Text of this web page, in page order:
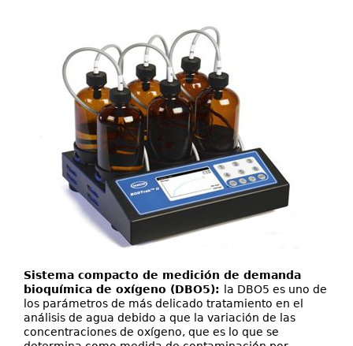
Sistema compacto de medición de demanda
bioquímica de oxígeno (DBO5):
la DBO5 es uno de
los parámetros de más delicado tratamiento en el
análisis de agua debido a que la variación de las
concentraciones de oxígeno, que es lo que se